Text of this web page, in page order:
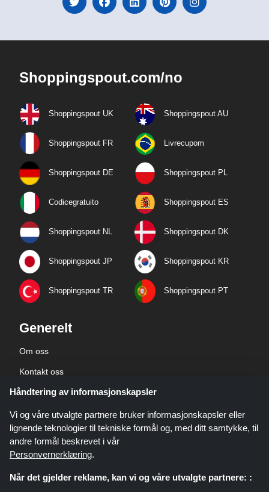
Shoppingspout.com/no
Shoppingspout UK Shoppingspout AU
Shoppingspout FR Livrecupom
Shoppingspout DE Shoppingspout PL
Codicegratuito Shoppingspout ES
Shoppingspout NL Shoppingspout DK
Shoppingspout JP Shoppingspout KR
Shoppingspout TR Shoppingspout PT
Generelt
Om oss
Kontakt oss
Bedriftsinformasjon
personvernerklæring
Håndtering av informasjonskapsler
Vi og våre utvalgte partnere bruker informasjonskapsler eller
lignende teknologier til tekniske formål og, med ditt samtykke, til
andre formål beskrevet i vår
Personvernerklæring.
Når det gjelder reklame, kan vi og våre utvalgte partnere: :